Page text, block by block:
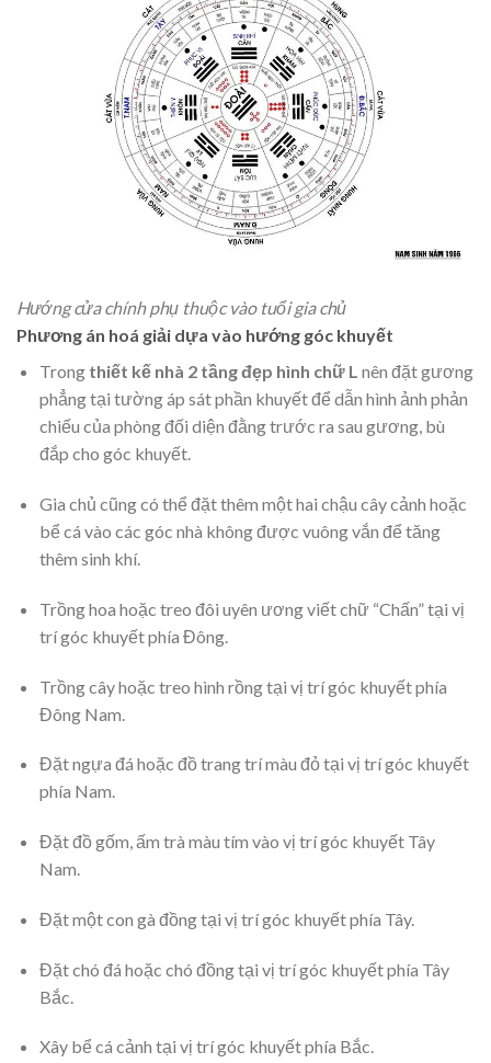
Hướng cửa chính phụ thuộc vào tuổi gia chủ
Phương án hoá giải dựa vào hướng góc khuyết
Trong thiết kế nhà 2 tầng đẹp hình chữ L nên đặt gương
phẳng tại tường áp sát phần khuyết để dẫn hình ảnh phản
chiếu của phòng đối diện đằng trước ra sau gương, bù
đắp cho góc khuyết.
Gia chủ cũng có thể đặt thêm một hai chậu cây cảnh hoặc
bể cá vào các góc nhà không được vuông vắn để tăng
thêm sinh khí.
Trồng hoa hoặc treo đôi uyên ương viết chữ “Chấn” tại vị
trí góc khuyết phía Đông.
Trồng cây hoặc treo hình rồng tại vị trí góc khuyết phía
Đông Nam.
Đặt ngựa đá hoặc đồ trang trí màu đỏ tại vị trí góc khuyết
phía Nam.
Đặt đồ gốm, ấm trà màu tím vào vị trí góc khuyết Tây
Nam.
Đặt một con gà đồng tại vị trí góc khuyết phía Tây.
Đặt chó đá hoặc chó đồng tại vị trí góc khuyết phía Tây
Bắc.
Xây bể cá cảnh tại vị trí góc khuyết phía Bắc.